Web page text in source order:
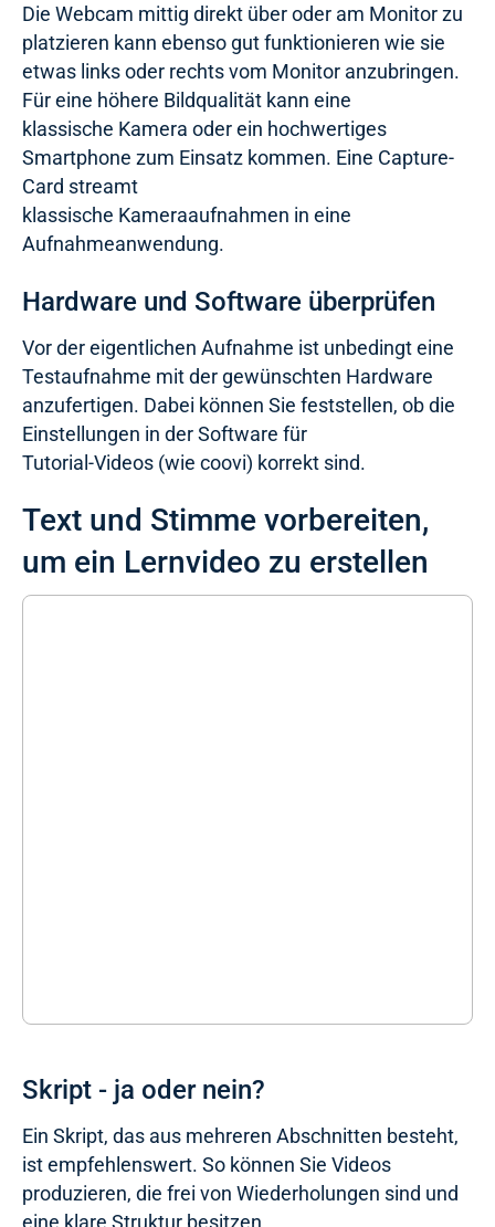
Die Webcam mittig direkt über oder am Monitor zu
platzieren kann ebenso gut funktionieren wie sie
etwas links oder rechts vom Monitor anzubringen.
Für eine höhere Bildqualität kann eine
klassische Kamera oder ein hochwertiges
Smartphone zum Einsatz kommen. Eine Capture-
Card streamt
klassische Kameraaufnahmen in eine
Aufnahmeanwendung.
Hardware und Software überprüfen
Vor der eigentlichen Aufnahme ist unbedingt eine
Testaufnahme mit der gewünschten Hardware
anzufertigen. Dabei können Sie feststellen, ob die
Einstellungen in der Software für
Tutorial-Videos (wie coovi) korrekt sind.
Text und Stimme vorbereiten,
um ein Lernvideo zu erstellen
Skript - ja oder nein?
Ein Skript, das aus mehreren Abschnitten besteht,
ist empfehlenswert. So können Sie Videos
produzieren, die frei von Wiederholungen sind und
eine klare Struktur besitzen.